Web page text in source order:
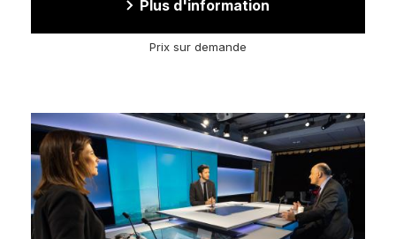
Plus d'information
Prix sur demande
Image
d'illustration